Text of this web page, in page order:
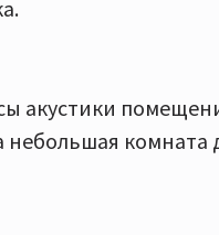
акустики
комната